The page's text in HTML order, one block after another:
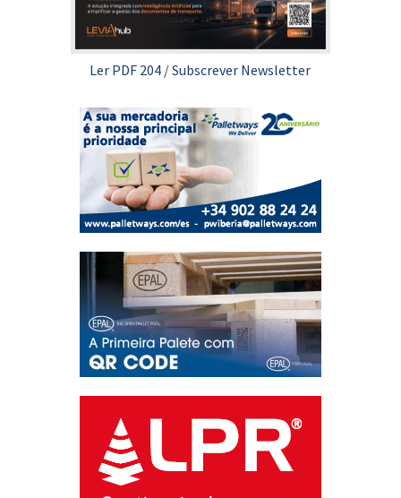
Ler PDF 204 /Subscrever Newsletter